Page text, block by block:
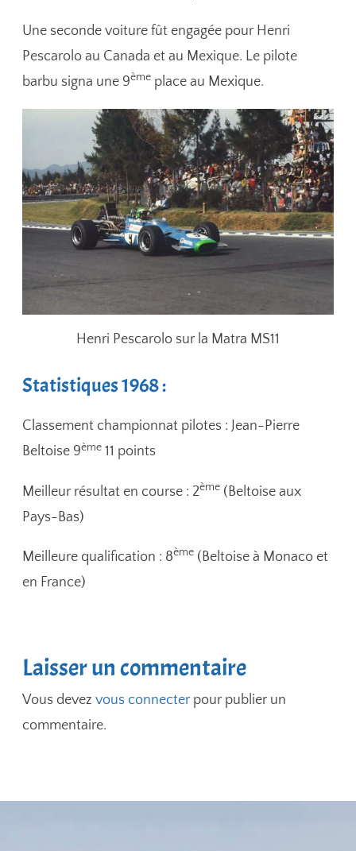
Une seconde voiture fût engagée pour Henri
Pescarolo au Canada et au Mexique. Le pilote
barbu signa une 9ème place au Mexique.
Henri Pescarolo sur la Matra MS11
Statistiques 1968 :
Classement championnat pilotes : Jean-Pierre
Beltoise 9ème 11 points
Meilleur résultat en course : 2ème (Beltoise aux
Pays-Bas)
Meilleure qualification : 8ème (Beltoise à Monaco et
en France)
Laisser un commentaire
Vous devezvous connecterpour publier un
commentaire.